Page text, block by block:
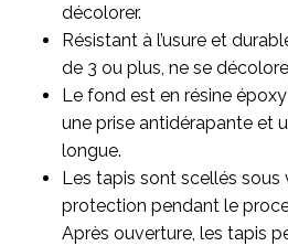
décolorer.
Résistant à l’usure et
de 3 ou plus, ne se
Le fond est en résine
une prise antidérapante et
longue.
Les tapis sont scellés sous
protection pendant le
Après ouverture, les tapis